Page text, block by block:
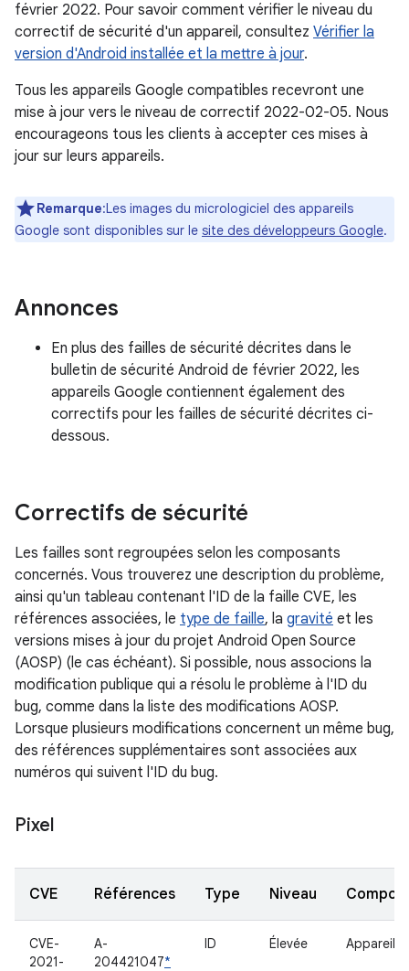
février 2022. Pour savoir comment vérifier le niveau du
correctif de sécurité d'un appareil, consultez Vérifier la
version d'Android installée et la mettre à jour.
Tous les appareils Google compatibles recevront une
mise à jour vers le niveau de correctif 2022-02-05. Nous
encourageons tous les clients à accepter ces mises à
jour sur leurs appareils.
Remarque:Les images du micrologiciel des appareils
Google sont disponibles sur le site des développeurs Google.
Annonces
En plus des failles de sécurité décrites dans le
bulletin de sécurité Android de février 2022, les
appareils Google contiennent également des
correctifs pour les failles de sécurité décrites ci-
dessous.
Correctifs de sécurité
Les failles sont regroupées selon les composants
concernés. Vous trouverez une description du problème,
ainsi qu'un tableau contenant l'ID de la faille CVE, les
références associées, le type de faille, la gravité et les
versions mises à jour du projet Android Open Source
(AOSP) (le cas échéant). Si possible, nous associons la
modification publique qui a résolu le problème à l'ID du
bug, comme dans la liste des modifications AOSP.
Lorsque plusieurs modifications concernent un même bug,
des références supplémentaires sont associées aux
numéros qui suivent l'ID du bug.
Pixel
CVE Références Type Niveau
CVE-
2021-
A-
204421047*
ID Élevée Appareil